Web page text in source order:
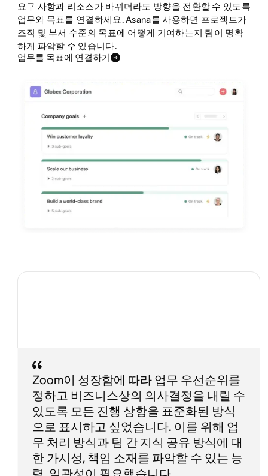
요구 사항과 리소스가 바뀌더라도 방향을 전환할 수 있도록
업무와 목표를 연결하세요. Asana를 사용하면 프로젝트가
조직 및 부서 수준의 목표에 어떻게 기여하는지 팀이 명확
하게 파악할 수 있습니다.
업무를 목표에 연결하기
Zoom이 성장함에 따라 업무 우선순위를
정하고 비즈니스상의 의사결정을 내릴 수
있도록 모든 진행 상항을 표준화된 방식
으로 표시하고 싶었습니다. 이를 위해 업
무 처리 방식과 팀 간 지식 공유 방식에 대
한 가시성, 책임 소재를 파악할 수 있는 능